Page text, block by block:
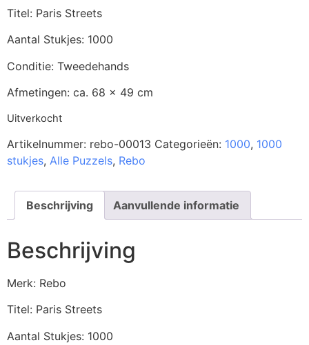
Titel: Paris Streets
Aantal Stukjes: 1000
Conditie: Tweedehands
Afmetingen: ca. 68 x 49 cm
Uitverkocht
Artikelnummer: rebo-00013 Categorieën: 1000, 1000
stukjes, Alle Puzzels, Rebo
Beschrijving Aanvullende informatie
Beschrijving
Merk: Rebo
Titel: Paris Streets
Aantal Stukjes: 1000